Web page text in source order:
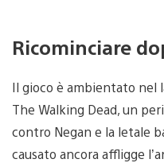
Ricominciare
Il gioco è ambientato nel
The Walking Dead, un
contro Negan e la letale
causato ancora affligge